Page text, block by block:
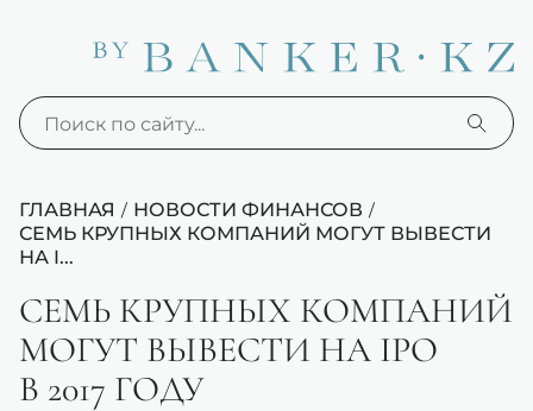
ГЛАВНАЯ / НОВОСТИ ФИНАНСОВ /
СЕМЬ КРУПНЫХ КОМПАНИЙ МОГУТ ВЫВЕСТИ
НА I...
СЕМЬ КРУПНЫХ КОМПАНИЙ
МОГУТ ВЫВЕСТИ НА IPO
В 2017 ГОДУ